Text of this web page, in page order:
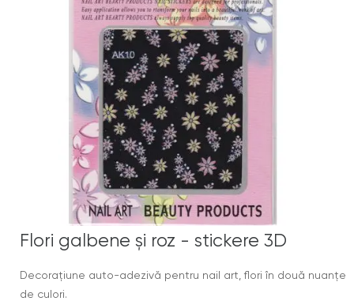
Flori galbene şi roz - stickere 3D
Decoraţiune auto-adezivă pentru nail art, flori în două nuanţe
de culori.